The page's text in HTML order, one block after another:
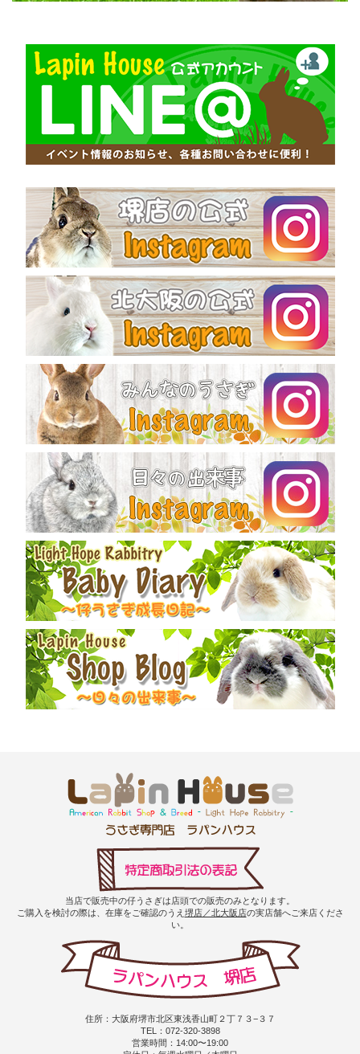
当店で販売中の仔うさぎは店頭での販売のみとなります。
ご購入を検討の際は、在庫をご確認のうえ 堺店／北大阪店の実店舗へご来店くださ
い。
住所：大阪府堺市北区東浅香山町２丁７３−３７
TEL：072-320-3898
営業時間：14:00〜19:00